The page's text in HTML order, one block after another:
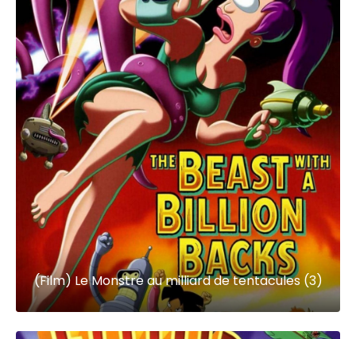
(Film) Le Monstre au milliard de tentacules (3)